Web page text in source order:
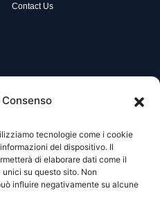
tecnologie come i cookie
del dispositivo. Il
di elaborare dati come il
su questo sito. Non
influire negativamente su alcune
Contact Us
Area gestione